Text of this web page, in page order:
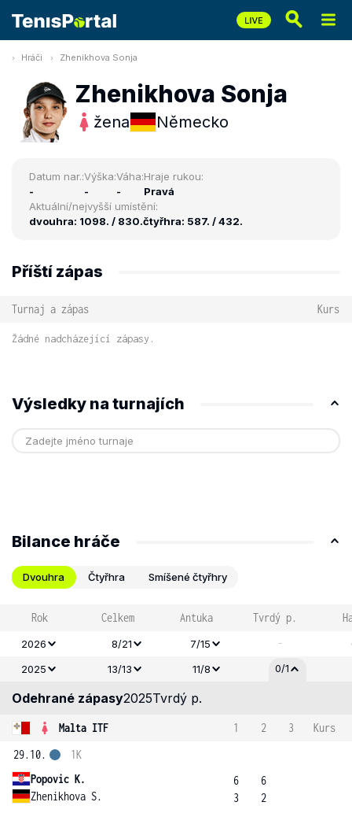
Hráči Zhenikhova Sonja
Zhenikhova Sonja
žena Německo
Datum nar.:
-
Výška:
-
Váha:
-
Hraje rukou:
Pravá
Aktuální/nejvyšší umístění:
dvouhra: 1098. / 830.čtyřhra: 587. / 432.
Příští zápas
Turnaj a zápas Kurs
Žádné nadcházející zápasy.
Výsledky na turnajích
Bilance hráče
Dvouhra Čtyřhra Smíšené čtyřhry
Rok Celkem Antuka Tvrdý p.
2026 8/21 7/15 -
2025
13/13 11/8 0/1
Odehrané zápasy2025Tvrdý p.
Malta ITF 1 2 3
Kurs
29.10.
Popovic K.
Zhenikhova S.
1K
6
3
6
2